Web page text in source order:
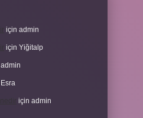
için admin
için Yiğitalp
admin
Esra
için admin